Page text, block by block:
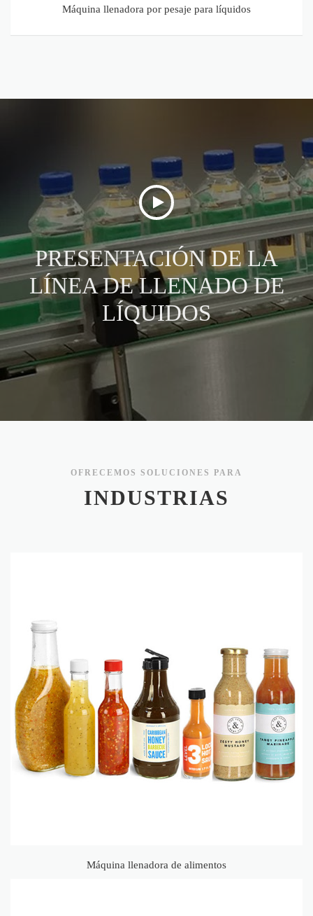
Máquina llenadora por pesaje para líquidos
PRESENTACIÓN DE LA
LÍNEA DE LLENADO DE
LÍQUIDOS
OFRECEMOS SOLUCIONES PARA
INDUSTRIAS
Máquina llenadora de alimentos